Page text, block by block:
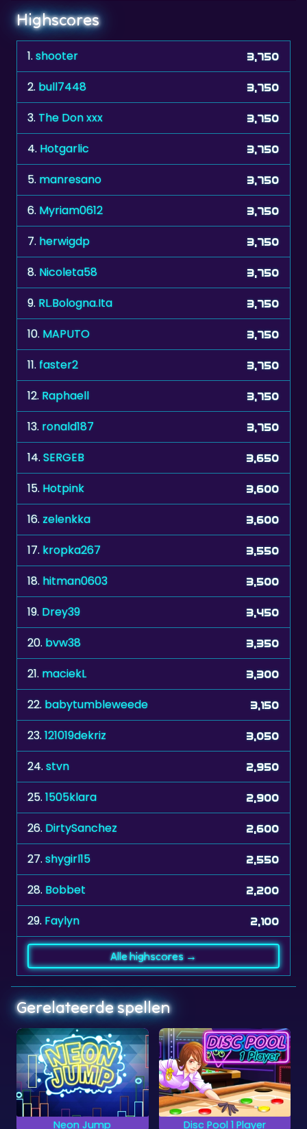
1.shooter
2.bull7448 3,750
3. The Don xxx 3,750
4.Hotgarlic 3,750
5. manresano 3,750
6. Myriam0612 3,750
7. herwigdp 3,750
8. Nicoleta58 3,750
9. RL.Bologna.Ita 3,750
10.MAPUTO 3,750
11. faster2 3,750
12.Raphaell 3,750
13. ronald187 3,750
14.SERGEB 3,650
15. Hotpink 3,600
16. zelenkka 3,600
17. kropka267 3,550
18. hitman0603 3,500
19. Drey39 3,450
20.bvw38 3,350
21. maciekL 3,300
22.babytumbleweede 3,150
23. 121019dekriz 3,050
24.stvn 2,950
25. 1505klara 2,900
26. DirtySanchez 2,600
27. shygirl15 2,550
28. Bobbet 2,200
29. Faylyn 2,100
Gerelateerde spellen
Disc Pool 1 Player
Probeer alle groene
Hidden Flowers
Zoek zo snel mogelijk